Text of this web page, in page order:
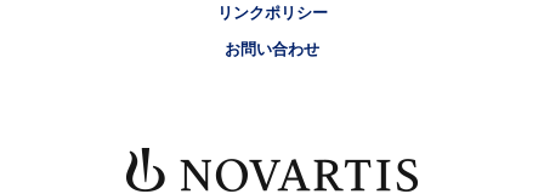
リンクポリシー
お問い合わせ